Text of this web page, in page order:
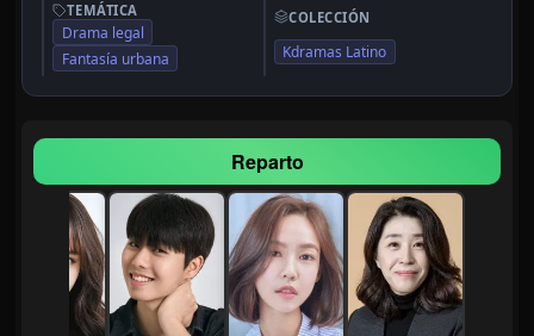
TEMÁTICA
Drama legal
Fantasía urbana
COLECCIÓN
Kdramas Latino
Reparto